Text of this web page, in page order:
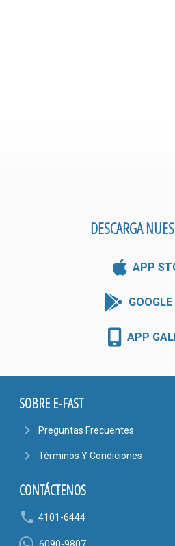
DESCARGA
APP
APP
SOBRE E-FAST
navigate_next Preguntas Frecuentes
navigate_next Términos Y Condiciones
CONTÁCTENOS
phone 4101-6444